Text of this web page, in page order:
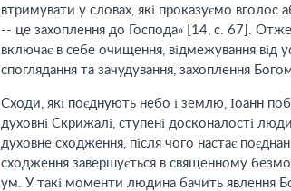
втримувати у словах, які проказуємо
-- це захоплення до Господа» [14, с. 67].
включає в себе очищення, відмежування від
споглядання та зачудування, захоплення
Сходи, які поєднують небо і землю, Іоанн
духовні Скрижалі, ступені досконалості
духовне сходження, після чого настає
сходження завершується в священному
ум. У такі моменти людина бачить явлення